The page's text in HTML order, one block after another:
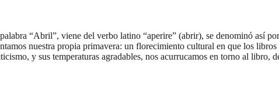
“Abril”, viene del verbo latino “aperire” (abrir), se denominó así
nuestra propia primavera: un florecimiento cultural en que los libros
y sus temperaturas agradables, nos acurrucamos en torno al libro,